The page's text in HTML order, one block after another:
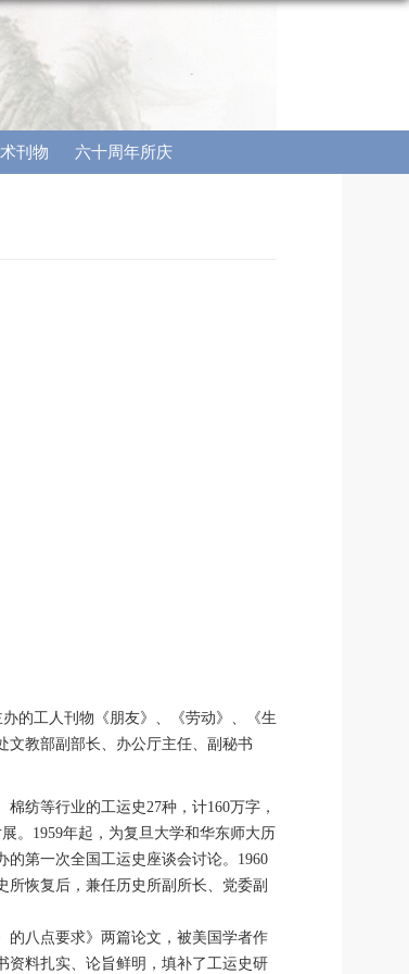
刊物 六十周年所庆
的工人刊物《朋友》、《劳动》、《生
文教部副部长、办公厅主任、副秘书
纺等行业的工运史27种，计160万字，
。1959年起，为复旦大学和华东师大历
的第一次全国工运史座谈会讨论。1960
恢复后，兼任历史所副所长、党委副
八点要求》两篇论文，被美国学者作
资料扎实、论旨鲜明，填补了工运史研